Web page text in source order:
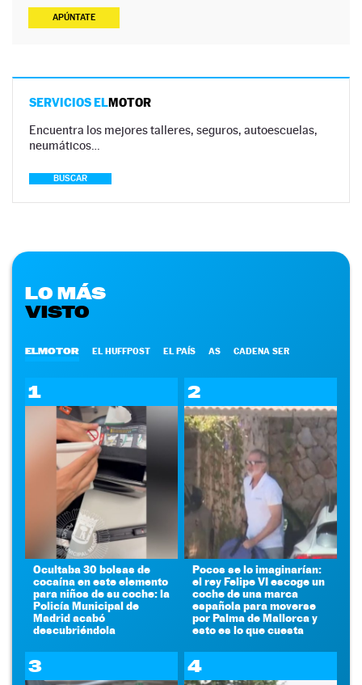
APÚNTATE
SERVICIOS ELMOTOR
Encuentra los mejores talleres, seguros, autoescuelas,
neumáticos…
BUSCAR
LO MÁS
VISTO
ELMOTOR EL HUFFPOST EL PAÍS AS CADENA SER
1
Ocultaba 30 bolsas de
cocaína en este elemento
para niños de su coche: la
Policía Municipal de
Madrid acabó
descubriéndola
2
Pocos se lo imaginarían:
el rey Felipe VI escoge un
coche de una marca
española para moverse
por Palma de Mallorca y
esto es lo que cuesta
3 4